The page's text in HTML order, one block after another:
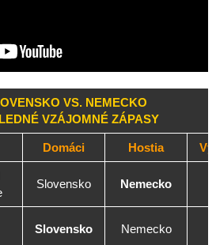
VS. NEMECKO
VZÁJOMNÉ ZÁPASY
Domáci Hostia
Slovensko Nemecko
Slovensko Nemecko